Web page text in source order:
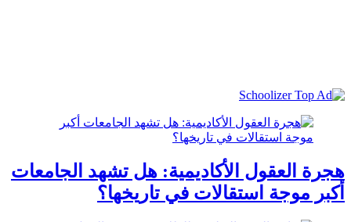
هجرة العقول الأكاديمية: هل تشهد الجامعات
أكبر موجة استقالات في تاريخها؟